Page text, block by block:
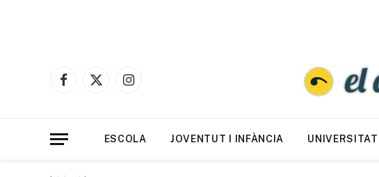
Facebook
X
Instagram
ESCOLA JOVENTUT I INFÀNCIA UNIVERSITAT